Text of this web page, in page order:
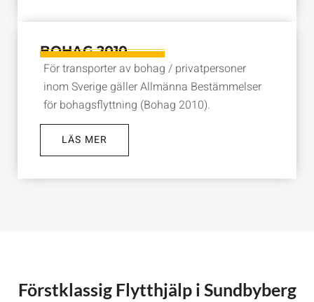
BOHAG 2010
För transporter av bohag / privatpersoner
inom Sverige gäller Allmänna Bestämmelser
för bohagsflyttning (Bohag 2010).
LÄS MER
Förstklassig Flytthjälp i Sundbyberg